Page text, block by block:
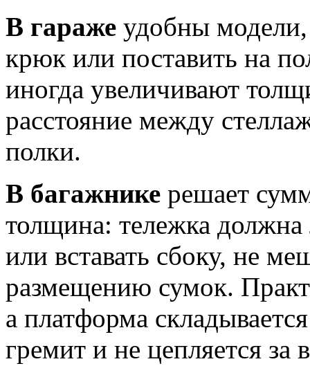
В гараже удобны
крюк или поставить на
иногда увеличивают
расстояние между
полки.
В багажнике решает
толщина: тележка
или вставать сбоку, не
размещению сумок.
а платформа
гремит и не цепляется за